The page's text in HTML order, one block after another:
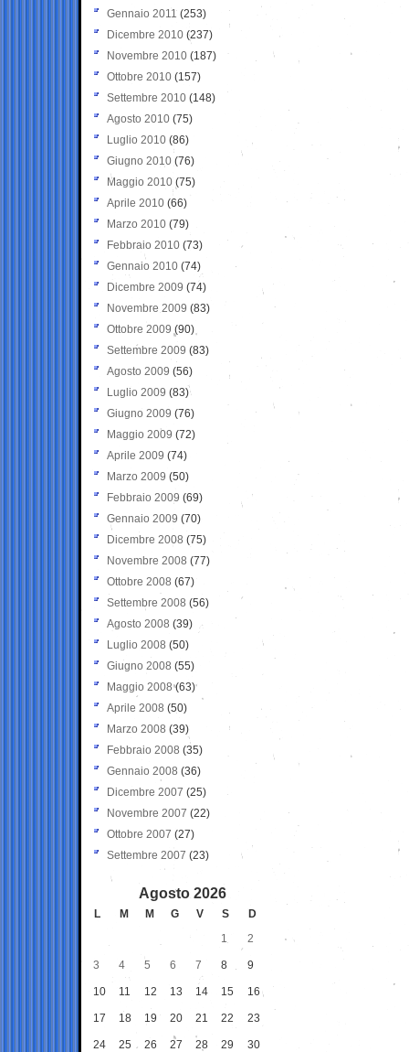
Gennaio 2011 (253)
Dicembre 2010 (237)
Novembre 2010 (187)
Ottobre 2010 (157)
Settembre 2010 (148)
Agosto 2010 (75)
Luglio 2010 (86)
Giugno 2010 (76)
Maggio 2010 (75)
Aprile 2010 (66)
Marzo 2010 (79)
Febbraio 2010 (73)
Gennaio 2010 (74)
Dicembre 2009 (74)
Novembre 2009 (83)
Ottobre 2009 (90)
Settembre 2009 (83)
Agosto 2009 (56)
Luglio 2009 (83)
Giugno 2009 (76)
Maggio 2009 (72)
Aprile 2009 (74)
Marzo 2009 (50)
Febbraio 2009 (69)
Gennaio 2009 (70)
Dicembre 2008 (75)
Novembre 2008 (77)
Ottobre 2008 (67)
Settembre 2008 (56)
Agosto 2008 (39)
Luglio 2008 (50)
Giugno 2008 (55)
Maggio 2008(63)
Aprile 2008 (50)
Marzo 2008 (39)
Febbraio 2008 (35)
Gennaio 2008 (36)
Dicembre 2007 (25)
Novembre 2007 (22)
Ottobre 2007 (27)
Settembre 2007 (23)
Agosto 2026
L M M G V S
D
1
2
3 4 5 6 7 8 9
10 11 12 13 14 15 16
17 18 19 20 21 22 23
24 25 26 27 28 29 30